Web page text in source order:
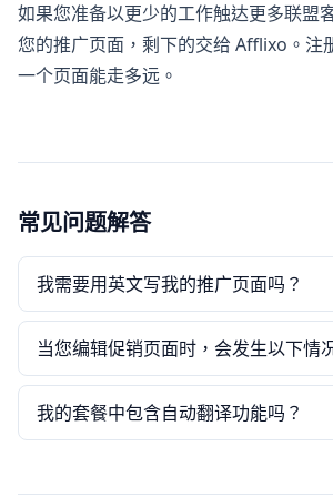
如果您准备以更少的工作触达更多联盟
您的推广页面，剩下的交给 Afflixo。 注
一个页面能走多远。
常见问题解答
我需要用英文写我的推广页面吗？
当您编辑促销页面时，会发生以下情
我的套餐中包含自动翻译功能吗？